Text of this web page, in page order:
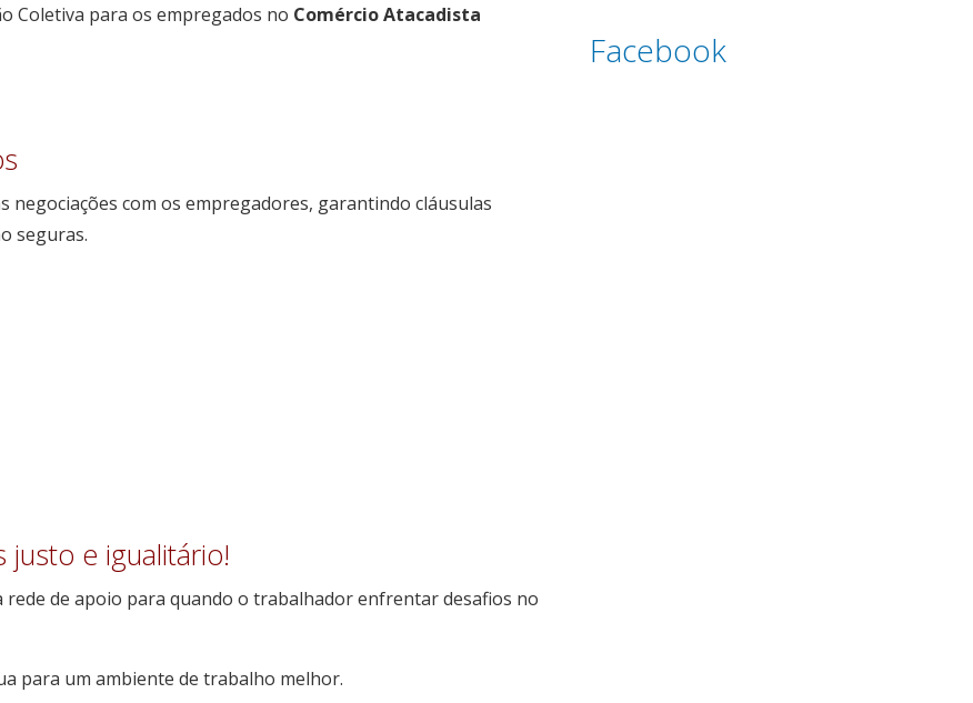
Coletiva para os empregados no Comércio Atacadista
com os empregadores, garantindo cláusulas
seguras.
e igualitário!
de apoio para quando o trabalhadorenfrentar desafios no
para um ambiente de trabalho melhor.
Facebook